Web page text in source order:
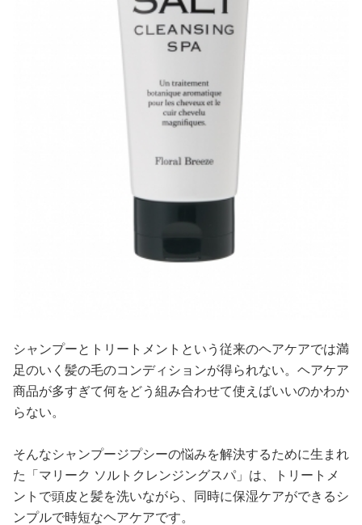
シャンプーとトリートメントという従来のヘアケアでは満
足のいく髪の毛のコンディションが得られない。ヘアケア
商品が多すぎて何をどう組み合わせて使えばいいのかわか
らない。
そんなシャンプージプシーの悩みを解決するために生まれ
た「マリーク ソルトクレンジングスパ」は、トリートメ
ントで頭皮と髪を洗いながら、同時に保湿ケアができるシ
ンプルで時短なヘアケアです。